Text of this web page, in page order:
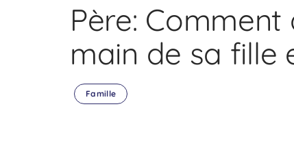
Père:
main de sa fille
Famille